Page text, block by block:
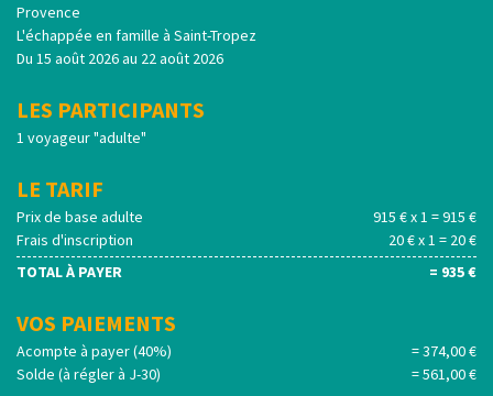
Provence
L'échappée en famille à Saint-Tropez
Du 15 août 2026 au 22 août 2026
LES PARTICIPANTS
1 voyageur "adulte"
LE TARIF
Prix de base adulte
915 € x 1 = 915 €
Frais d'inscription
20 € x 1 = 20 €
TOTAL À PAYER
= 935 €
VOS PAIEMENTS
Acompte à payer (40%)
= 374,00 €
Solde (à régler à J-30)
= 561,00 €